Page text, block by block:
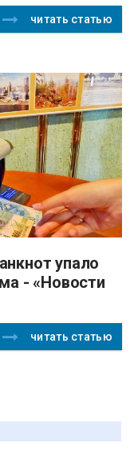
читать статью
- «Новости
читать статью